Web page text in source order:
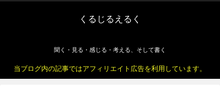
くるじるえるく
聞く・見る・感じる・考える、そして書く
当ブログ内の記事ではアフィリエイト広告を利用しています。